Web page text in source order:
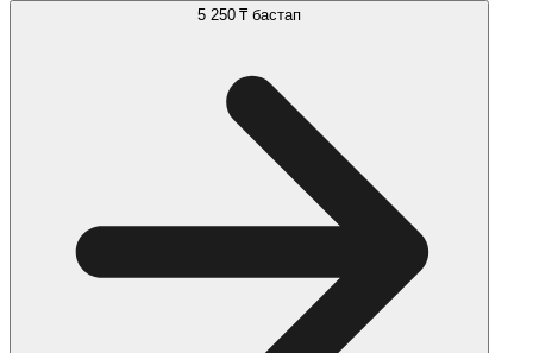
5 250 ₸ бастап